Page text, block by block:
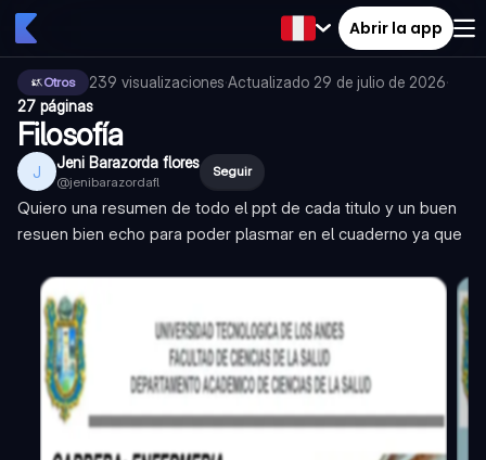
Abrir la app
Otros 239 visualizaciones·Actualizado 29 de julio de 2026·
27 páginas
Filosofía
J Jeni Barazorda flores
@jenibarazordafl
Seguir
Quiero una resumen de todo el ppt de cada titulo y un buen
resuen bien echo para poder plasmar en el cuaderno ya que